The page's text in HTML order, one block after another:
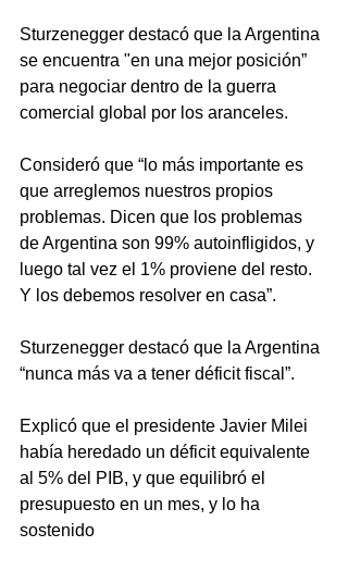
Sturzenegger destacó que la Argentina
se encuentra "en una mejor posición”
para negociar dentro de la guerra
comercial global por los aranceles.
Consideró que “lo más importante es
que arreglemos nuestros propios
problemas. Dicen que los problemas
de Argentina son 99% autoinfligidos, y
luego tal vez el 1% proviene del resto.
Y los debemos resolver en casa”.
Sturzenegger destacó que la Argentina
“nunca más va a tener déficit fiscal”.
Explicó que el presidente Javier Milei
había heredado un déficit equivalente
al 5% del PIB, y que equilibró el
presupuesto en un mes, y lo ha
sostenido